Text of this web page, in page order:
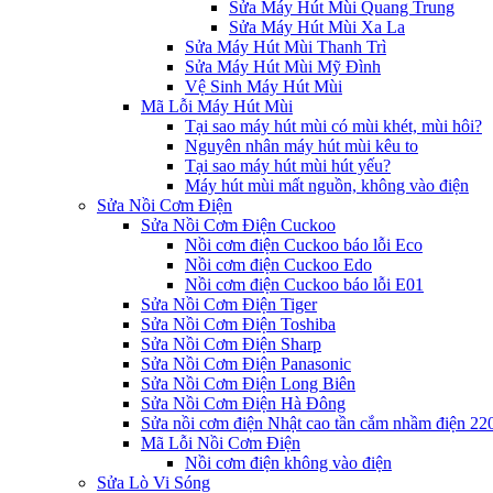
Sửa Máy Hút Mùi Quang Trung
Sửa Máy Hút Mùi Xa La
Sửa Máy Hút Mùi Thanh Trì
Sửa Máy Hút Mùi Mỹ Đình
Vệ Sinh Máy Hút Mùi
Mã Lỗi Máy Hút Mùi
Tại sao máy hút mùi có mùi khét, mùi hôi?
Nguyên nhân máy hút mùi kêu to
Tại sao máy hút mùi hút yếu?
Máy hút mùi mất nguồn, không vào điện
Sửa Nồi Cơm Điện
Sửa Nồi Cơm Điện Cuckoo
Nồi cơm điện Cuckoo báo lỗi Eco
Nồi cơm điện Cuckoo Edo
Nồi cơm điện Cuckoo báo lỗi E01
Sửa Nồi Cơm Điện Tiger
Sửa Nồi Cơm Điện Toshiba
Sửa Nồi Cơm Điện Sharp
Sửa Nồi Cơm Điện Panasonic
Sửa Nồi Cơm Điện Long Biên
Sửa Nồi Cơm Điện Hà Đông
Sửa nồi cơm điện Nhật cao tần cắm nhầm điện
Mã Lỗi Nồi Cơm Điện
Nồi cơm điện không vào điện
Sửa Lò Vi Sóng